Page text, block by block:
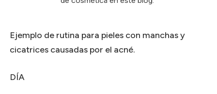
Ejemplo de rutina para pieles con manchas y
cicatrices causadas por el acné.
DÍA